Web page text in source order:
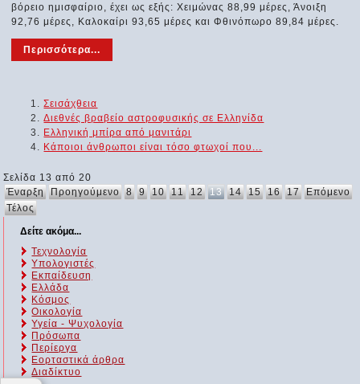
βόρειο ημισφαίριο, έχει ως εξής: Χειμώνας 88,99 μέρες, Άνοιξη
92,76 μέρες, Καλοκαίρι 93,65 μέρες και Φθινόπωρο 89,84 μέρες.
Περισσότερα...
Σεισάχθεια
Διεθνές βραβείο αστροφυσικής σε Ελληνίδα
Ελληνική μπίρα από μανιτάρι
Κάποιοι άνθρωποι είναι τόσο φτωχοί που...
Σελίδα 13 από 20
Έναρξη Προηγούμενο 8 9 10 11 12 13 14 15 16 17 Επόμενο
Τέλος
Δείτε ακόμα...
Τεχνολογία
Υπολογιστές
Εκπαίδευση
Ελλάδα
Κόσμος
Οικολογία
Υγεία - Ψυχολογία
Πρόσωπα
Περίεργα
Εορταστικά άρθρα
Διαδίκτυο